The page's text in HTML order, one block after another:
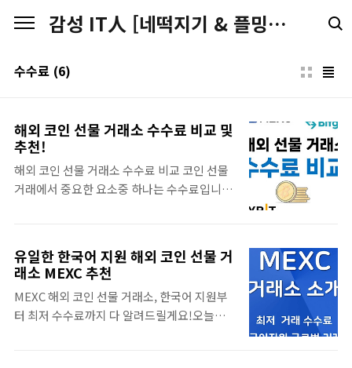
감성 IT人 [네떡지기 & 플밍지기]
수수료 (6)
해외 코인 선물 거래소 수수료 비교 및
추천!
해외 코인 선물 거래소 수수료 비교 코인 선물
거래에서 중요한 요소중 하나는 수수료입니
니다.이번 포스팅에서는 선물 거래량이상위권
에 속하는 해외 코인 선물 거래소 4곳(MEXC,
Bitget, BYBIT, BINANCE)의수수료를 비교
해보고,가장 효율적인 거래소를 알아보도록
유일한 한국어 지원 해외 코인 선물 거
래소 MEXC 추천
MEXC 해외 코인 선물 거래소, 한국어 지원부
터 최저 수수료까지 다 알려드릴게요!오늘은